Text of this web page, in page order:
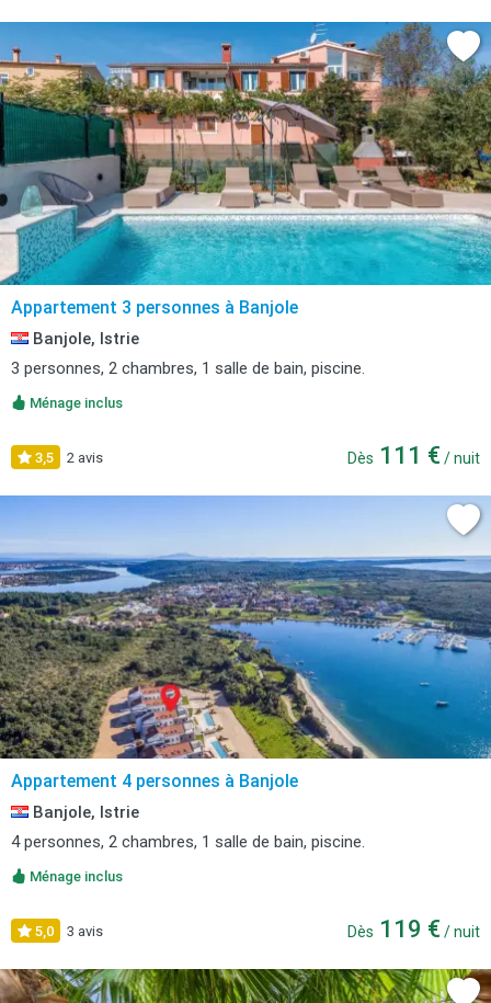
Appartement 3 personnes à Banjole
Banjole, Istrie
3 personnes, 2 chambres, 1 salle de bain, piscine.
Ménage inclus
3,5 2 avis Dès 111 € / nuit
Appartement 4 personnes à Banjole
Banjole, Istrie
4 personnes, 2 chambres, 1 salle de bain, piscine.
Ménage inclus
5,0 3 avis Dès 119 € / nuit